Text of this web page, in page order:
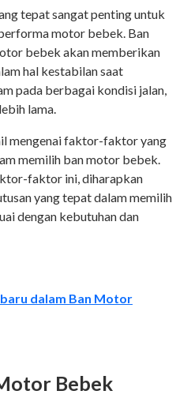
tepat sangat penting untuk
motor bebek. Ban
bebek akan memberikan
hal kestabilan saat
pada berbagai kondisi jalan,
lama.
mengenai faktor-faktor yang
memilih ban motor bebek.
faktor ini, diharapkan
yang tepat dalam memilih
dengan kebutuhan dan
dalam Ban Motor
Bebek